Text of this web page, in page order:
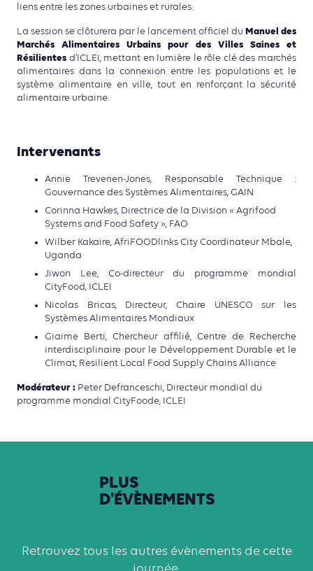
liens entre les zones urbaines et rurales.
La session se clôturera par le lancement officiel du Manuel des
Marchés Alimentaires Urbains pour des Villes Saines et
Résilientes d’ICLEI, mettant en lumière le rôle clé des marchés
alimentaires dans la connexion entre les populations et le
système alimentaire en ville, tout en renforçant la sécurité
alimentaire urbaine.
Intervenants
Annie Trevenen-Jones, Responsable Technique :
Gouvernance des Systèmes Alimentaires, GAIN
Corinna Hawkes, Directrice de la Division « Agrifood
Systems and Food Safety », FAO
Wilber Kakaire, AfriFOODlinks City Coordinateur Mbale,
Uganda
Jiwon Lee, Co-directeur du programme mondial
CityFood, ICLEI
Nicolas Bricas, Directeur, Chaire UNESCO sur les
Systèmes Alimentaires Mondiaux
Giaime Berti, Chercheur affilié, Centre de Recherche
interdisciplinaire pour le Développement Durable et le
Climat, Resilient Local Food Supply Chains Alliance
Modérateur : Peter Defranceschi, Directeur mondial du
programme mondial CityFoode, ICLEI
PLUS
D'ÉVÈNEMENTS
Retrouvez tous les autres évènements de cette